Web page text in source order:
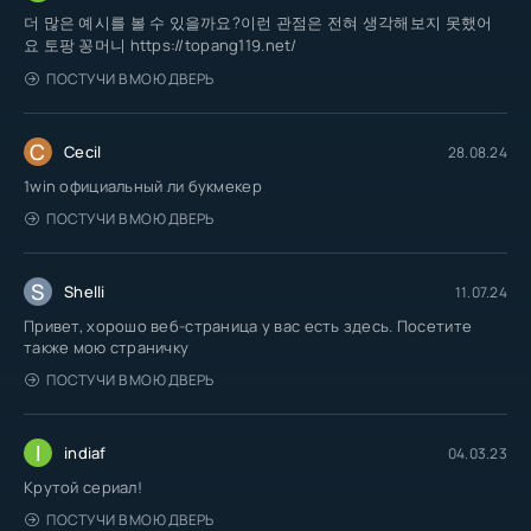
더 많은 예시를 볼 수 있을까요?이런 관점은 전혀 생각해보지 못했어
요 토팡 꽁머니 https://topang119.net/
ПОСТУЧИ В МОЮ ДВЕРЬ
C Cecil 28.08.24
1win официальный ли букмекер
ПОСТУЧИ В МОЮ ДВЕРЬ
S Shelli 11.07.24
Привет, хорошо веб-страница у вас есть здесь. Посетите
также мою страничку
ПОСТУЧИ В МОЮ ДВЕРЬ
I indiaf 04.03.23
Крутой сериал!
ПОСТУЧИ В МОЮ ДВЕРЬ